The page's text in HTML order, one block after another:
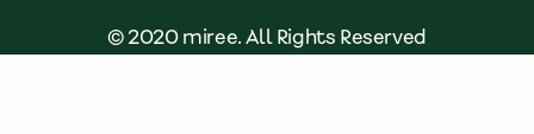
© 2020 miree. All Rights Reserved